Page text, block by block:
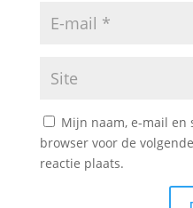
Mijn naam, e-mail en
browser voor de
reactie plaats.